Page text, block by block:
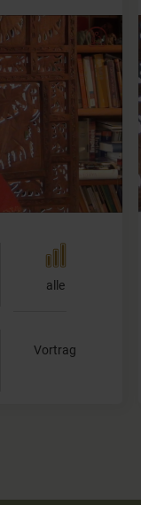
Sutra"
etwa 400 nach
Es stellt eine
Patanjali hielt…
alle
Vortrag